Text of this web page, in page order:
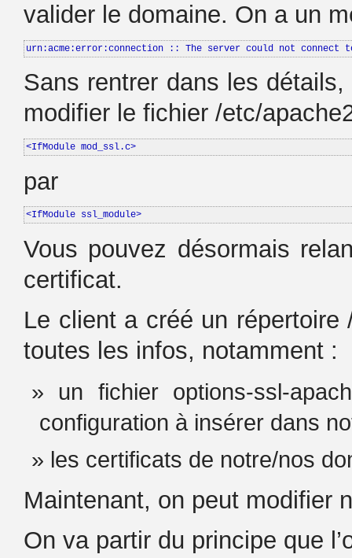
valider le domaine. On a un
urn:acme:error:connection :: The server could not
Sans rentrer dans les
modifier le fichier /etc/
<IfModule mod_ssl.c>
par
<IfModule ssl_module>
Vous pouvez désormais
certificat.
Le client a créé un
toutes les infos, notamment :
un fichier options-ssl-
configuration à insérer dans
les certificats de notre/nos
Maintenant, on peut modifier
On va partir du principe que